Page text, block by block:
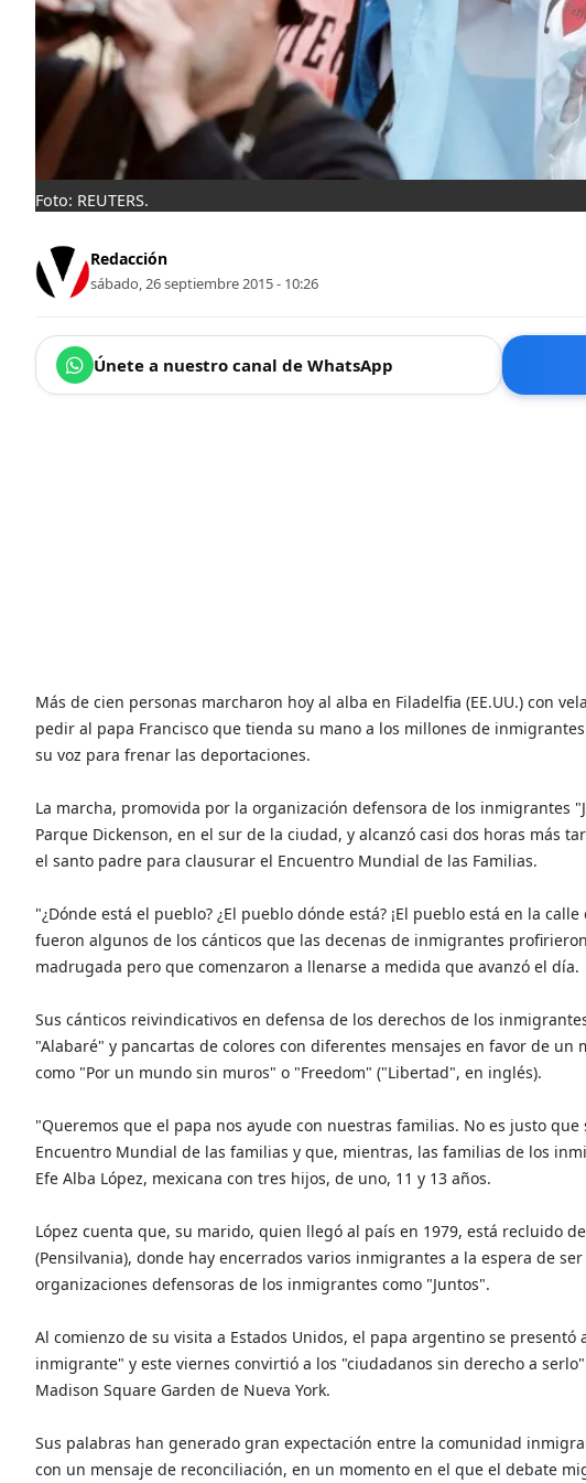
Foto: REUTERS.
Redacción
sábado, 26 septiembre 2015 - 10:26
Únete a nuestro canal de WhatsApp
Más de cien personas marcharon hoy al alba en Filadelfia (EE.UU.) con
pedir al papa Francisco que tienda su mano a los millones de
su voz para frenar las deportaciones.
La marcha, promovida por la organización defensora de los inmigrantes
Parque Dickenson, en el sur de la ciudad, y alcanzó casi dos horas más
el santo padre para clausurar el Encuentro Mundial de las Familias.
"¿Dónde está el pueblo? ¿El pueblo dónde está? ¡El pueblo está en la
fueron algunos de los cánticos que las decenas de inmigrantes
madrugada pero que comenzaron a llenarse a medida que avanzó el día.
Sus cánticos reivindicativos en defensa de los derechos de los
"Alabaré" y pancartas de colores con diferentes mensajes en favor de
como "Por un mundo sin muros" o "Freedom" ("Libertad", en inglés).
"Queremos que el papa nos ayude con nuestras familias. No es justo
Encuentro Mundial de las familias y que, mientras, las familias de los
Efe Alba López, mexicana con tres hijos, de uno, 11 y 13 años.
López cuenta que, su marido, quien llegó al país en 1979, está recluido
(Pensilvania), donde hay encerrados varios inmigrantes a la espera de
organizaciones defensoras de los inmigrantes como "Juntos".
Al comienzo de su visita a Estados Unidos, el papa argentino se
inmigrante" y este viernes convirtió a los "ciudadanos sin derecho a
Madison Square Garden de Nueva York.
Sus palabras han generado gran expectación entre la comunidad
con un mensaje de reconciliación, en un momento en el que el debate